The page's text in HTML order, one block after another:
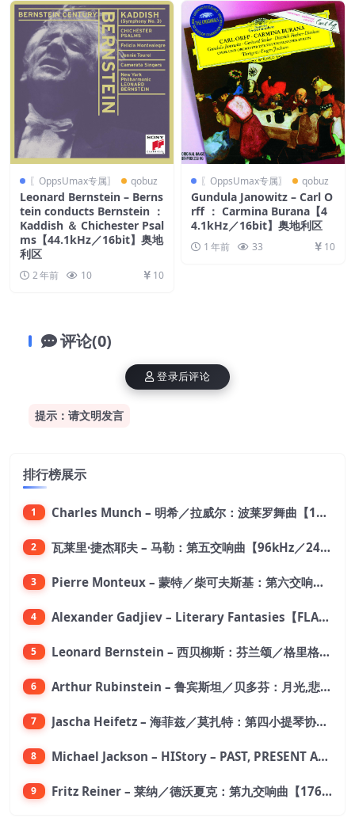
〖OppsUmax专属〗 qobuz
Leonard Bernstein – Berns
tein conducts Bernstein ：
Kaddish ＆ Chichester Psal
ms【44.1kHz／16bit】奥地
利区
2 年前 10 10
〖OppsUmax专属〗 qobuz
Gundula Janowitz – Carl O
rff ： Carmina Burana【4
4.1kHz／16bit】奥地利区
1 年前 33 10
评论(0)
提示：请文明发言
登录后评论
排行榜展示
1 Charles Munch – 明希／拉威尔：波莱罗舞曲【176.4kHz／24bit】
2 瓦莱里·捷杰耶夫 – 马勒：第五交响曲【96kHz／24bit】
3 Pierre Monteux – 蒙特／柴可夫斯基：第六交响曲【176.4kHz／24bit】
4 Alexander Gadjiev – Literary Fantasies【FLAC 192】
5 Leonard Bernstein – 西贝柳斯：芬兰颂／格里格：培尔·金特组曲【44.1kHz／24bit】
6 Arthur Rubinstein – 鲁宾斯坦／贝多芬：月光,悲怆,热情,告别钢琴奏鸣曲【176.4kHz／24bit】
7 Jascha Heifetz – 海菲兹／莫扎特：第四小提琴协奏曲，第五小提琴协奏曲《土耳其》／维瓦尔第：小提琴与大提琴协奏曲，RV 547【192kHz／24bit】
8 Michael Jackson – HIStory – PAST, PRESENT AND FUTURE – BOOK I【96kHz／24bit】
9 Fritz Reiner – 莱纳／德沃夏克：第九交响曲【176.4kHz／24bit】